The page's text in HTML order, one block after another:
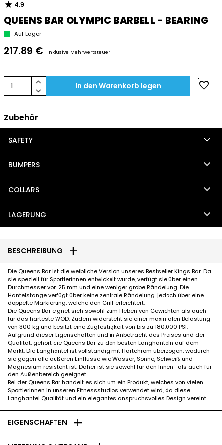
star 4.9
QUEENS BAR OLYMPIC BARBELL - BEARING
Auf Lager
217.89 € Inklusive Mehrwertsteuer
1 keyboard_arrow_up
keyboard_arrow_down In den Warenkorb legen favorite
Zubehör
SAFETY keyboard_arrow_down
BUMPERS keyboard_arrow_down
COLLARS keyboard_arrow_down
LAGERUNG keyboard_arrow_down
BESCHREIBUNG add
Die Queens Bar ist die weibliche Version unseres Bestseller Kings Bar. Da
sie speziell für Sportlerinnen entwickelt wurde, verfügt sie über einen
Durchmesser von 25 mm und eine weniger grobe Rändelung. Die
Hantelstange verfügt über keine zentrale Rändelung, jedoch über eine
doppelte Markierung, welche den Griff erleichtert.
Die Queens Bar eignet sich sowohl zum Heben von Gewichten als auch
für das härteste WOD. Zudem widersteht sie einer maximalen Belastung
von 300 kg und besitzt eine Zugfestigkeit von bis zu 180.000 PSI.
Aufgrund dieser Eigenschaften und in Anbetracht des Preises und der
Qualität, gehört die Queens Bar zu den besten Langhanteln auf dem
Markt. Die Langhantel ist vollständig mit Hartchrom überzogen, wodurch
sie gegen alle äußeren Einflüsse wie Wasser, Sonne, Schweiß und
Magnesium resistent ist. Daher ist sie sowohl für den Innen- als auch für
den Außenbereich geeignet.
Bei der Queens Bar handelt es sich um ein Produkt, welches von vielen
Sportlerinnen in unseren Fitnessstudios verwendet wird, da diese
Langhantel Qualität und ein elegantes anspruchsvolles Design vereint.
EIGENSCHAFTEN add